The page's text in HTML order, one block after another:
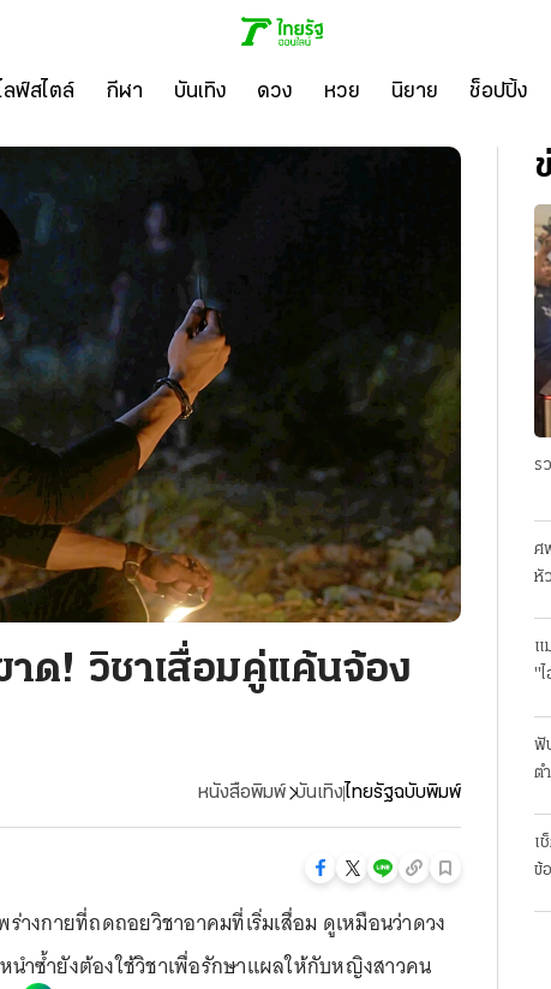
ลฟ์สไตล์ กีฬา บันเทิง ดวง หวย นิยาย ช็อปปิ้ง
าด! วิชาเสื่อมคู่แค้นจ้อง
หนังสือพิมพ์ บันเทิงไทยรัฐฉบับพิมพ์
างกายที่ถดถอยวิชาอาคมที่เริ่มเสื่อม ดูเหมือนว่าดวง
นำซ้ำยังต้องใช้วิชาเพื่อรักษาแผลให้กับหญิงสาวคน
ร
ศ
หั
แ
"
ฟั
ต
เ
ข้